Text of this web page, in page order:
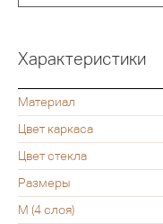
Характеристики
Материал
Цвет каркаса
Цвет стекла
Размеры
M (4 слоя)